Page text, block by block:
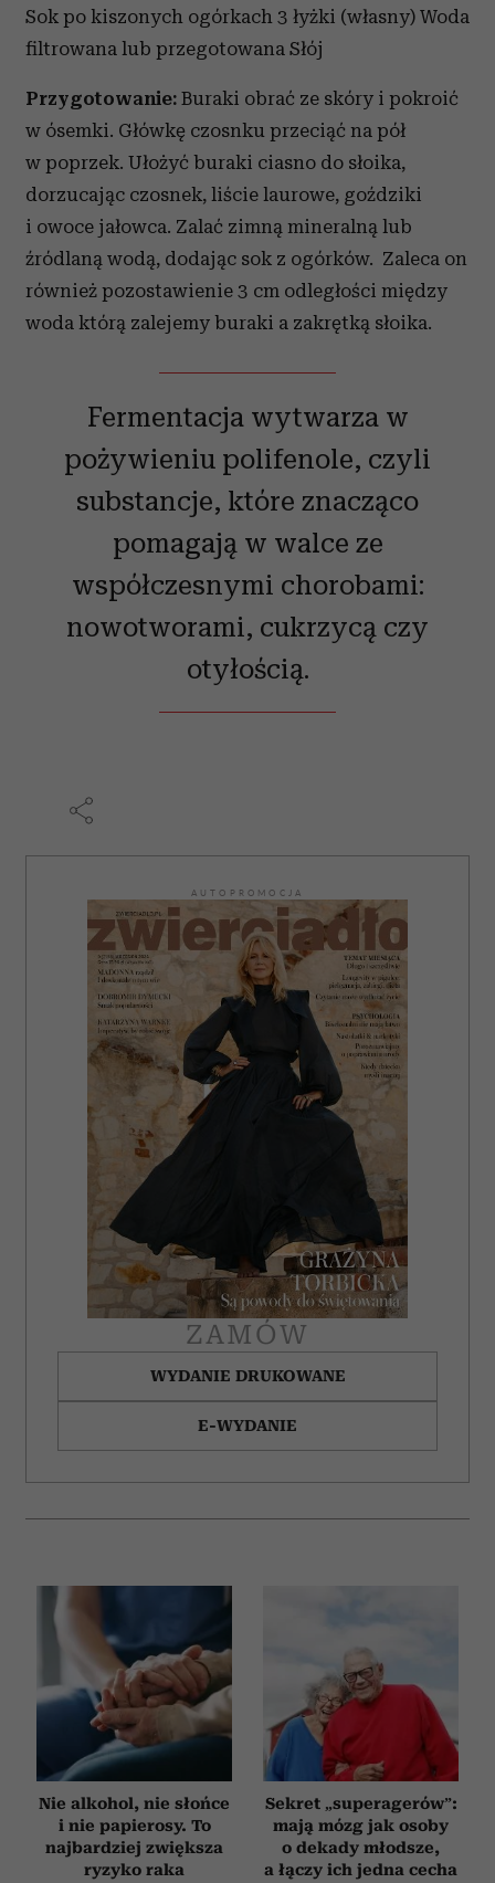
Sok po kiszonych ogórkach 3 łyżki (własny) Woda
filtrowana lub przegotowana Słój
Przygotowanie: Buraki obrać ze skóry i pokroić
w ósemki. Główkę czosnku przeciąć na pół
w poprzek. Ułożyć buraki ciasno do słoika,
dorzucając czosnek, liście laurowe, goździki
i owoce jałowca. Zalać zimną mineralną lub
źródlaną wodą, dodając sok z ogórków. Zaleca on
również pozostawienie 3 cm odległości między
woda którą zalejemy buraki a zakrętką słoika.
Fermentacja wytwarza w
pożywieniu polifenole, czyli
substancje, które znacząco
pomagają w walce ze
współczesnymi chorobami:
nowotworami, cukrzycą czy
otyłością.
AUTOPROMOCJA
ZAMÓW
WYDANIE DRUKOWANE
E-WYDANIE
Nie alkohol, nie słońce
i nie papierosy. To
najbardziej zwiększa
ryzyko raka
Sekret „superagerów”:
mają mózg jak osoby
o dekady młodsze,
a łączy ich jedna cecha